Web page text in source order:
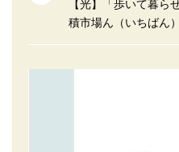
【光】「歩いて暮
積市場ん（いちばん